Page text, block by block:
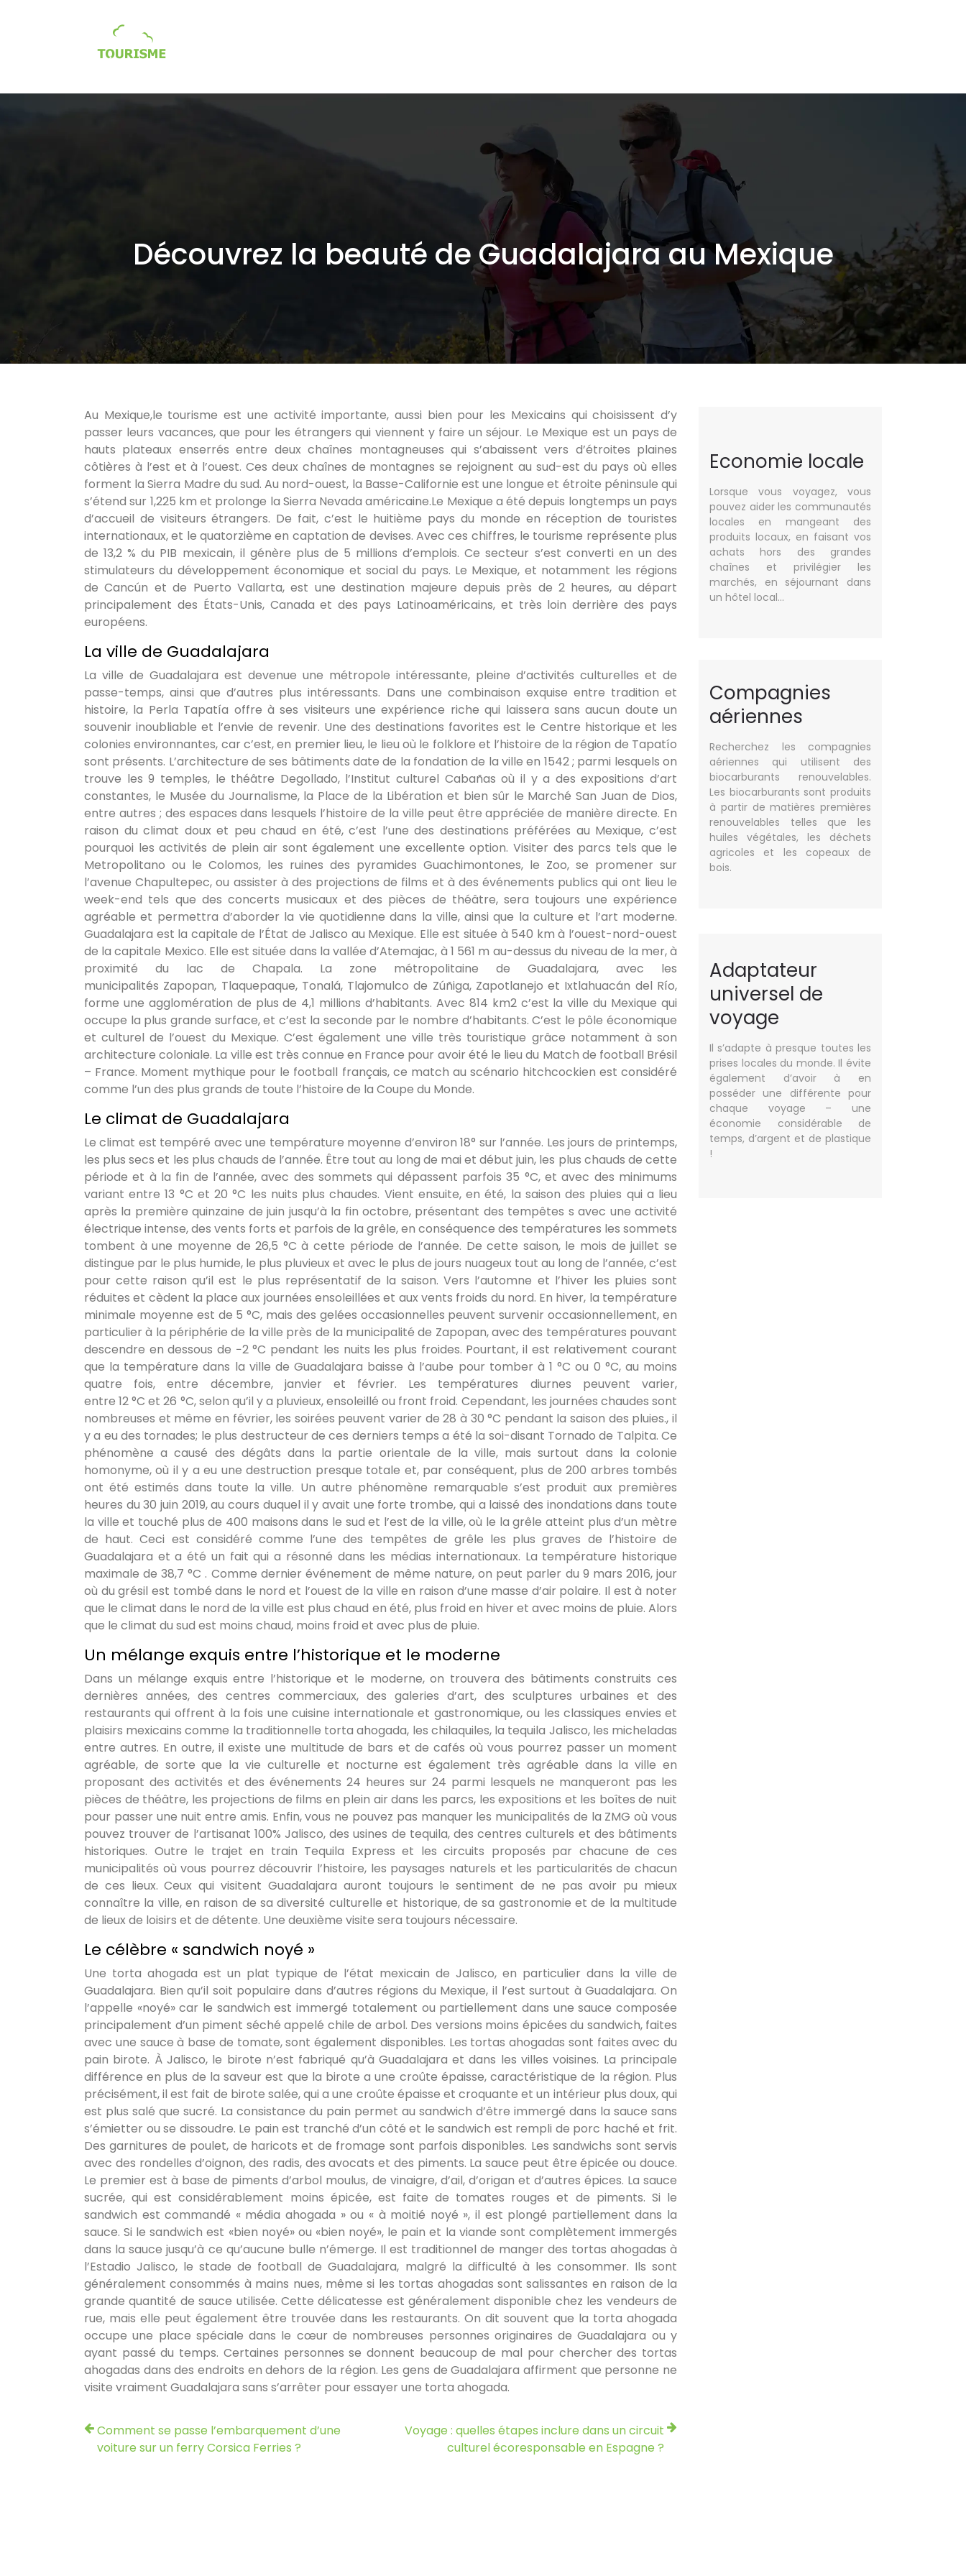
Découvrez la beauté de Guadalajara au Mexique
Au Mexique,le tourisme est une activité importante, aussi bien pour les Mexicains qui choisissent d’y
passer leurs vacances, que pour les étrangers qui viennent y faire un séjour. Le Mexique est un pays de
hauts plateaux enserrés entre deux chaînes montagneuses qui s’abaissent vers d’étroites plaines
côtières à l’est et à l’ouest. Ces deux chaînes de montagnes se rejoignent au sud-est du pays où elles
forment la Sierra Madre du sud. Au nord-ouest, la Basse-Californie est une longue et étroite péninsule qui
s’étend sur 1,225 km et prolonge la Sierra Nevada américaine.Le Mexique a été depuis longtemps un pays
d’accueil de visiteurs étrangers. De fait, c’est le huitième pays du monde en réception de touristes
internationaux, et le quatorzième en captation de devises. Avec ces chiffres, le tourisme représente plus
de 13,2 % du PIB mexicain, il génère plus de 5 millions d’emplois. Ce secteur s’est converti en un des
stimulateurs du développement économique et social du pays. Le Mexique, et notamment les régions
de Cancún et de Puerto Vallarta, est une destination majeure depuis près de 2 heures, au départ
principalement des États-Unis, Canada et des pays Latinoaméricains, et très loin derrière des pays
européens.
La ville de Guadalajara
La ville de Guadalajara est devenue une métropole intéressante, pleine d’activités culturelles et de
passe-temps, ainsi que d’autres plus intéressants. Dans une combinaison exquise entre tradition et
histoire, la Perla Tapatía offre à ses visiteurs une expérience riche qui laissera sans aucun doute un
souvenir inoubliable et l’envie de revenir. Une des destinations favorites est le Centre historique et les
colonies environnantes, car c’est, en premier lieu, le lieu où le folklore et l’histoire de la région de Tapatío
sont présents. L’architecture de ses bâtiments date de la fondation de la ville en 1542 ; parmi lesquels on
trouve les 9 temples, le théâtre Degollado, l’Institut culturel Cabañas où il y a des expositions d’art
constantes, le Musée du Journalisme, la Place de la Libération et bien sûr le Marché San Juan de Dios,
entre autres ; des espaces dans lesquels l’histoire de la ville peut être appréciée de manière directe. En
raison du climat doux et peu chaud en été, c’est l’une des destinations préférées au Mexique, c’est
pourquoi les activités de plein air sont également une excellente option. Visiter des parcs tels que le
Metropolitano ou le Colomos, les ruines des pyramides Guachimontones, le Zoo, se promener sur
l’avenue Chapultepec, ou assister à des projections de films et à des événements publics qui ont lieu le
week-end tels que des concerts musicaux et des pièces de théâtre, sera toujours une expérience
agréable et permettra d’aborder la vie quotidienne dans la ville, ainsi que la culture et l’art moderne.
Guadalajara est la capitale de l’État de Jalisco au Mexique. Elle est située à 540 km à l’ouest-nord-ouest
de la capitale Mexico. Elle est située dans la vallée d’Atemajac, à 1 561 m au-dessus du niveau de la mer, à
proximité du lac de Chapala. La zone métropolitaine de Guadalajara, avec les
municipalités Zapopan, Tlaquepaque, Tonalá, Tlajomulco de Zúñiga, Zapotlanejo et Ixtlahuacán del Río,
forme une agglomération de plus de 4,1 millions d’habitants. Avec 814 km2 c’est la ville du Mexique qui
occupe la plus grande surface, et c’est la seconde par le nombre d’habitants. C’est le pôle économique
et culturel de l’ouest du Mexique. C’est également une ville très touristique grâce notamment à son
architecture coloniale. La ville est très connue en France pour avoir été le lieu du Match de football Brésil
– France. Moment mythique pour le football français, ce match au scénario hitchcockien est considéré
comme l’un des plus grands de toute l’histoire de la Coupe du Monde.
Le climat de Guadalajara
Le climat est tempéré avec une température moyenne d’environ 18° sur l’année. Les jours de printemps,
les plus secs et les plus chauds de l’année. Être tout au long de mai et début juin, les plus chauds de cette
période et à la fin de l’année, avec des sommets qui dépassent parfois 35 °C, et avec des minimums
variant entre 13 °C et 20 °C les nuits plus chaudes. Vient ensuite, en été, la saison des pluies qui a lieu
après la première quinzaine de juin jusqu’à la fin octobre, présentant des tempêtes s avec une activité
électrique intense, des vents forts et parfois de la grêle, en conséquence des températures les sommets
tombent à une moyenne de 26,5 °C à cette période de l’année. De cette saison, le mois de juillet se
distingue par le plus humide, le plus pluvieux et avec le plus de jours nuageux tout au long de l’année, c’est
pour cette raison qu’il est le plus représentatif de la saison. Vers l’automne et l’hiver les pluies sont
réduites et cèdent la place aux journées ensoleillées et aux vents froids du nord. En hiver, la température
minimale moyenne est de 5 °C, mais des gelées occasionnelles peuvent survenir occasionnellement, en
particulier à la périphérie de la ville près de la municipalité de Zapopan, avec des températures pouvant
descendre en dessous de −2 °C pendant les nuits les plus froides. Pourtant, il est relativement courant
que la température dans la ville de Guadalajara baisse à l’aube pour tomber à 1 °C ou 0 °C, au moins
quatre fois, entre décembre, janvier et février. Les températures diurnes peuvent varier,
entre 12 °C et 26 °C, selon qu’il y a pluvieux, ensoleillé ou front froid. Cependant, les journées chaudes sont
nombreuses et même en février, les soirées peuvent varier de 28 à 30 °C pendant la saison des pluies., il
y a eu des tornades; le plus destructeur de ces derniers temps a été la soi-disant Tornado de Talpita. Ce
phénomène a causé des dégâts dans la partie orientale de la ville, mais surtout dans la colonie
homonyme, où il y a eu une destruction presque totale et, par conséquent, plus de 200 arbres tombés
ont été estimés dans toute la ville. Un autre phénomène remarquable s’est produit aux premières
heures du 30 juin 2019, au cours duquel il y avait une forte trombe, qui a laissé des inondations dans toute
la ville et touché plus de 400 maisons dans le sud et l’est de la ville, où le la grêle atteint plus d’un mètre
de haut. Ceci est considéré comme l’une des tempêtes de grêle les plus graves de l’histoire de
Guadalajara et a été un fait qui a résonné dans les médias internationaux. La température historique
maximale de 38,7 °C . Comme dernier événement de même nature, on peut parler du 9 mars 2016, jour
où du grésil est tombé dans le nord et l’ouest de la ville en raison d’une masse d’air polaire. Il est à noter
que le climat dans le nord de la ville est plus chaud en été, plus froid en hiver et avec moins de pluie. Alors
que le climat du sud est moins chaud, moins froid et avec plus de pluie.
Un mélange exquis entre l’historique et le moderne
Dans un mélange exquis entre l’historique et le moderne, on trouvera des bâtiments construits ces
dernières années, des centres commerciaux, des galeries d’art, des sculptures urbaines et des
restaurants qui offrent à la fois une cuisine internationale et gastronomique, ou les classiques envies et
plaisirs mexicains comme la traditionnelle torta ahogada, les chilaquiles, la tequila Jalisco, les micheladas
entre autres. En outre, il existe une multitude de bars et de cafés où vous pourrez passer un moment
agréable, de sorte que la vie culturelle et nocturne est également très agréable dans la ville en
proposant des activités et des événements 24 heures sur 24 parmi lesquels ne manqueront pas les
pièces de théâtre, les projections de films en plein air dans les parcs, les expositions et les boîtes de nuit
pour passer une nuit entre amis. Enfin, vous ne pouvez pas manquer les municipalités de la ZMG où vous
pouvez trouver de l’artisanat 100% Jalisco, des usines de tequila, des centres culturels et des bâtiments
historiques. Outre le trajet en train Tequila Express et les circuits proposés par chacune de ces
municipalités où vous pourrez découvrir l’histoire, les paysages naturels et les particularités de chacun
de ces lieux. Ceux qui visitent Guadalajara auront toujours le sentiment de ne pas avoir pu mieux
connaître la ville, en raison de sa diversité culturelle et historique, de sa gastronomie et de la multitude
de lieux de loisirs et de détente. Une deuxième visite sera toujours nécessaire.
Le célèbre « sandwich noyé »
Une torta ahogada est un plat typique de l’état mexicain de Jalisco, en particulier dans la ville de
Guadalajara. Bien qu’il soit populaire dans d’autres régions du Mexique, il l’est surtout à Guadalajara. On
l’appelle «noyé» car le sandwich est immergé totalement ou partiellement dans une sauce composée
principalement d’un piment séché appelé chile de arbol. Des versions moins épicées du sandwich, faites
avec une sauce à base de tomate, sont également disponibles. Les tortas ahogadas sont faites avec du
pain birote. À Jalisco, le birote n’est fabriqué qu’à Guadalajara et dans les villes voisines. La principale
différence en plus de la saveur est que la birote a une croûte épaisse, caractéristique de la région. Plus
précisément, il est fait de birote salée, qui a une croûte épaisse et croquante et un intérieur plus doux, qui
est plus salé que sucré. La consistance du pain permet au sandwich d’être immergé dans la sauce sans
s’émietter ou se dissoudre. Le pain est tranché d’un côté et le sandwich est rempli de porc haché et frit.
Des garnitures de poulet, de haricots et de fromage sont parfois disponibles. Les sandwichs sont servis
avec des rondelles d’oignon, des radis, des avocats et des piments. La sauce peut être épicée ou douce.
Le premier est à base de piments d’arbol moulus, de vinaigre, d’ail, d’origan et d’autres épices. La sauce
sucrée, qui est considérablement moins épicée, est faite de tomates rouges et de piments. Si le
sandwich est commandé « média ahogada » ou « à moitié noyé », il est plongé partiellement dans la
sauce. Si le sandwich est «bien noyé» ou «bien noyé», le pain et la viande sont complètement immergés
dans la sauce jusqu’à ce qu’aucune bulle n’émerge. Il est traditionnel de manger des tortas ahogadas à
l’Estadio Jalisco, le stade de football de Guadalajara, malgré la difficulté à les consommer. Ils sont
généralement consommés à mains nues, même si les tortas ahogadas sont salissantes en raison de la
grande quantité de sauce utilisée. Cette délicatesse est généralement disponible chez les vendeurs de
rue, mais elle peut également être trouvée dans les restaurants. On dit souvent que la torta ahogada
occupe une place spéciale dans le cœur de nombreuses personnes originaires de Guadalajara ou y
ayant passé du temps. Certaines personnes se donnent beaucoup de mal pour chercher des tortas
ahogadas dans des endroits en dehors de la région. Les gens de Guadalajara affirment que personne ne
visite vraiment Guadalajara sans s’arrêter pour essayer une torta ahogada.
Comment se passe l’embarquement d’une
voiture sur un ferry Corsica Ferries ?
Voyage : quelles étapes inclure dans un circuit
culturel écoresponsable en Espagne ?
Economie locale
Lorsque vous voyagez, vous
pouvez aider les communautés
locales en mangeant des
produits locaux, en faisant vos
achats hors des grandes
chaînes et privilégier les
marchés, en séjournant dans
un hôtel local…
Compagnies
aériennes
Recherchez les compagnies
aériennes qui utilisent des
biocarburants renouvelables.
Les biocarburants sont produits
à partir de matières premières
renouvelables telles que les
huiles végétales, les déchets
agricoles et les copeaux de
bois.
Adaptateur
universel de
voyage
Il s’adapte à presque toutes les
prises locales du monde. Il évite
également d’avoir à en
posséder une différente pour
chaque voyage – une
économie considérable de
temps, d’argent et de plastique
!